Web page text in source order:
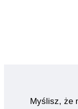
Myślisz, że